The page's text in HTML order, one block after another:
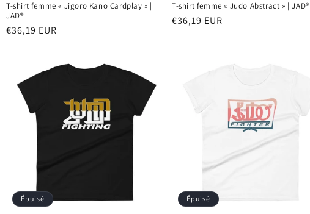
T-shirt femme « Jigoro Kano Cardplay » |
JAD®
Prix
€36,19 EUR
T-shirt femme « Judo Abstract » | JAD®
Prix
€36,19 EUR
Épuisé Épuisé